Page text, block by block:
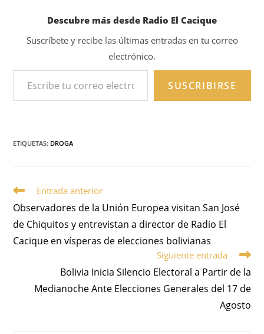
Descubre más desde Radio El Cacique
Suscríbete y recibe las últimas entradas en tu correo
electrónico.
SUSCRIBIRSE
ETIQUETAS: DROGA
Entrada anterior
Observadores de la Unión Europea visitan San José
de Chiquitos y entrevistan a director de Radio El
Cacique en vísperas de elecciones bolivianas
Siguiente entrada
Bolivia Inicia Silencio Electoral a Partir de la
Medianoche Ante Elecciones Generales del 17 de
Agosto